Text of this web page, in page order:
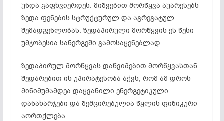
უნდა გაფხვიერდეს. მიშვებით მორწყვა აუარესებს
ზედა ფენების სტრუქტურულ და აგრეგატულ
შემადგენლობას. ზედაპირული მორწყვის ეს წესი
უმჯობესია სანერგეში გამოსაყენებლად.
ზედაპირულ მორწყვას დაწვიმებით მორწყვასთან
შედარებით ის უპირატესობა აქვს, რომ ამ დროს
მინიმუმამდეა დაყვანილი ენერგეტიკული
დანახარჯები და შემცირებულია წყლის ფიზიკური
აორთქლება .